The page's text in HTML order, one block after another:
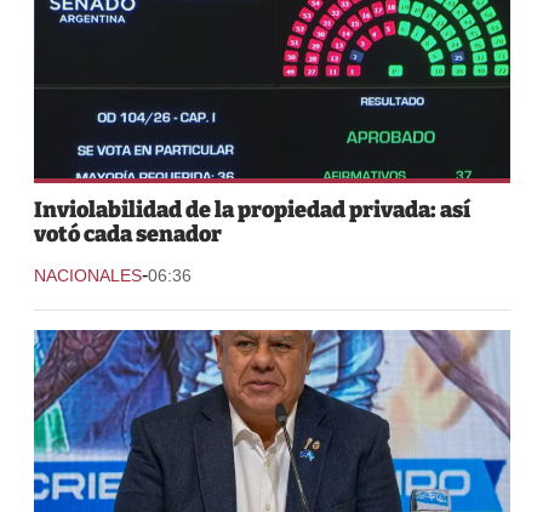
Inviolabilidad de la propiedad privada: así
votó cada senador
NACIONALES-06:36